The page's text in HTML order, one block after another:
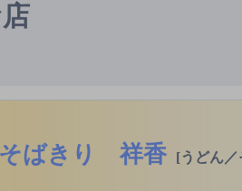
そばきり 祥香 [うどん／